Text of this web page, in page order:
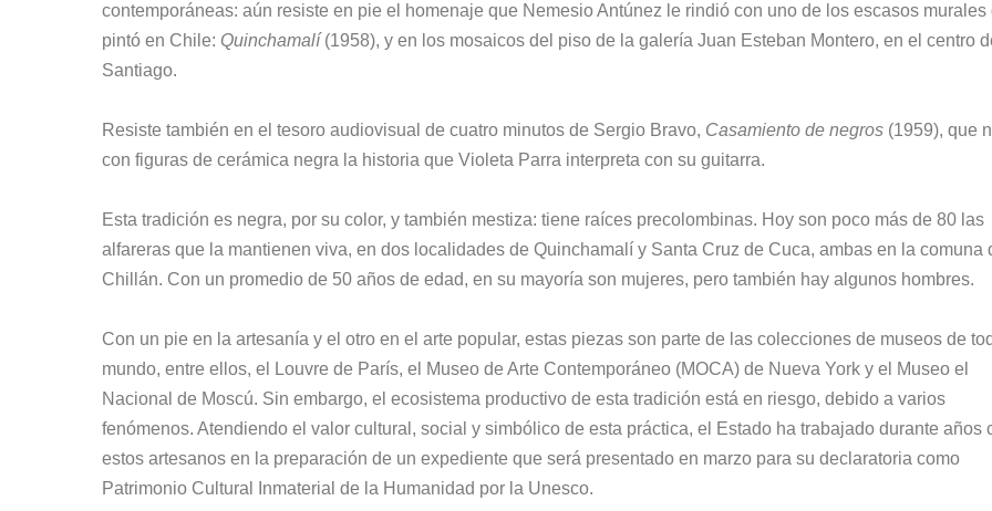
contemporáneas: aún resiste en pie el homenaje que Nemesio Antúnez le rindió con uno de los escasos murales
pintó en Chile: Quinchamalí(1958), y en los mosaicos del piso de la galería Juan Esteban Montero, en el centro
Santiago.
Resiste también en el tesoro audiovisual de cuatro minutos de Sergio Bravo, Casamiento de negros (1959), que
con figuras de cerámica negra la historia que Violeta Parra interpreta con su guitarra.
Esta tradición es negra, por su color, y también mestiza: tiene raíces precolombinas. Hoy son poco más de 80 las
alfareras que la mantienen viva, en dos localidades de Quinchamalí y Santa Cruz de Cuca, ambas en la comuna
Chillán. Con un promedio de 50 años de edad, en su mayoría son mujeres, pero también hay algunos hombres.
Con un pie en la artesanía y el otro en el arte popular, estas piezas son parte de las colecciones de museos de
mundo, entre ellos, el Louvre de París, el Museo de Arte Contemporáneo (MOCA) de Nueva York y el Museo el
Nacional de Moscú. Sin embargo, el ecosistema productivo de esta tradición está en riesgo, debido a varios
fenómenos. Atendiendo el valor cultural, social y simbólico de esta práctica, el Estado ha trabajado durante años
estos artesanos en la preparación de un expediente que será presentado en marzo para su declaratoria como
Patrimonio Cultural Inmaterial de la Humanidad por la Unesco.